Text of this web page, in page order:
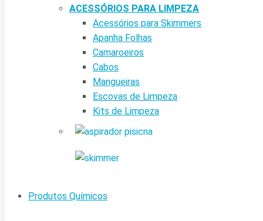
ACESSÓRIOS PARA LIMPEZA
Acessórios para Skimmers
Apanha Folhas
Camaroeiros
Cabos
Mangueiras
Escovas de Limpeza
Kits de Limpeza
Produtos Químicos